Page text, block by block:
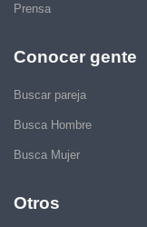
Prensa
Conocer gente
Buscar pareja
Busca Hombre
Busca Mujer
Otros